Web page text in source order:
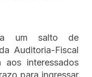
um salto de
Auditoria-Fiscal
aos interessados